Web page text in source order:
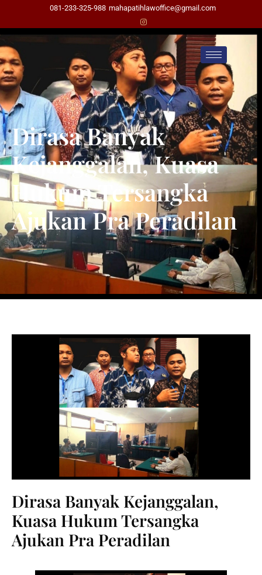
081-233-325-988 mahapatihlawoffice@gmail.com
Dirasa Banyak
Kejanggalan, Kuasa
Hukum Tersangka
Ajukan Pra Peradilan
Dirasa Banyak Kejanggalan,
Kuasa Hukum Tersangka
Ajukan Pra Peradilan